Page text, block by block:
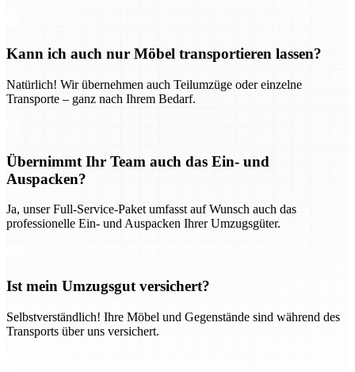
Kann ich auch nur Möbel transportieren lassen?
Natürlich! Wir übernehmen auch Teilumzüge oder einzelne
Transporte – ganz nach Ihrem Bedarf.
Übernimmt Ihr Team auch das Ein- und
Auspacken?
Ja, unser Full-Service-Paket umfasst auf Wunsch auch das
professionelle Ein- und Auspacken Ihrer Umzugsgüter.
Ist mein Umzugsgut versichert?
Selbstverständlich! Ihre Möbel und Gegenstände sind während des
Transports über uns versichert.